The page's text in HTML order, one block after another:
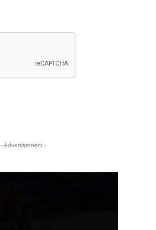
- Advertisement -